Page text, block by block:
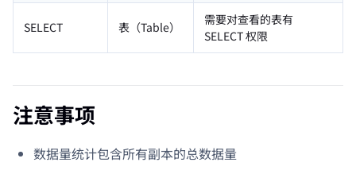
SELECT 表（Table）
需要对查看的表有
SELECT 权限
注意事项
数据量统计包含所有副本的总数据量